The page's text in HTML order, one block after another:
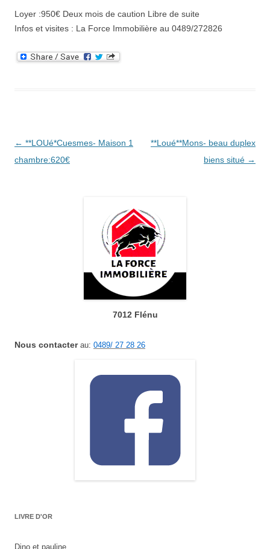
Loyer :950€ Deux mois de caution Libre de suite
Infos et visites : La Force Immobilière au 0489/272826
Navigation
des
← **LOUé*Cuesmes- Maison 1
chambre:620€
**Loué**Mons- beau duplex
biens situé →
7012 Flénu
Nous contacterau: 0489/ 27 28 26
LIVRE D'OR
Dino et pauline